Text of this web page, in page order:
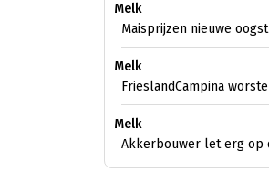
Melk
Maisprijzen nieuwe oogst
Melk
Melk